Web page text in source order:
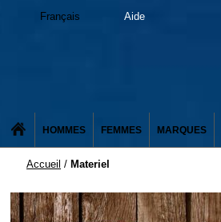
Français Aide
HOMMES FEMMES MARQUES
Accueil / Materiel